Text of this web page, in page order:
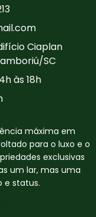
Ciaplan
SC
às 18h
máxima em
para o luxo e o
exclusivas
um lar, mas uma
e status.